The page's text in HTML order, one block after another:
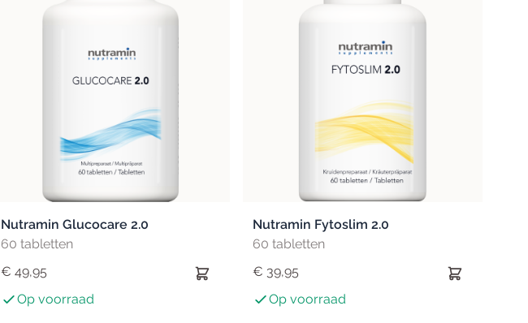
Nutramin Glucocare 2.0
60 tabletten
€ 49,95
Op voorraad
Nutramin Fytoslim 2.0
60 tabletten
€ 39,95
Op voorraad